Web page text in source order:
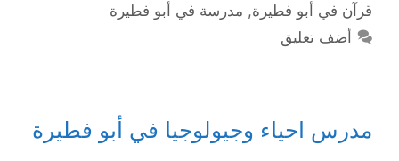
قرآن في أبو فطيرة, مدرسة في أبو فطيرة
أضف تعليق
مدرس احياء وجيولوجيا في أبو فطيرة